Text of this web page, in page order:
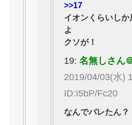
>>17
イオンくらいし
よ
クソが！
19:名無しさん
2019/04/03(水)
ID:I5bP/Fc20
なんでバレたん？